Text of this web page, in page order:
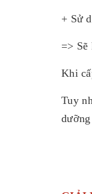
+ Sử
=> Sẽ
Khi
Tuy